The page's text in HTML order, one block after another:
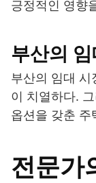
긍정적인 영향
부산의
부산의 임대 시
이 치열하다.
옵션을 갖춘 주
전문가